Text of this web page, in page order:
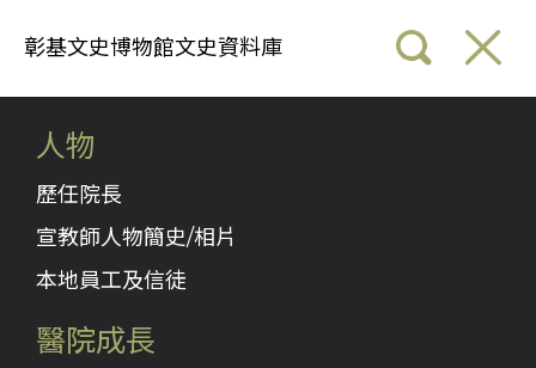
彰基文史博物館文史資料庫
人物
歷任院長
宣教師人物簡史/相片
本地員工及信徒
醫院成長